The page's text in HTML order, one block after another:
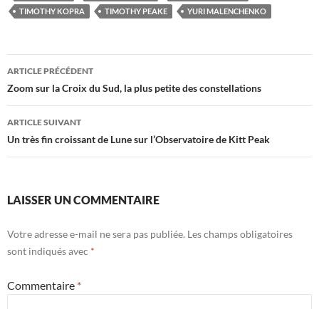
TIMOTHY KOPRA TIMOTHY PEAKE YURI MALENCHENKO
Navigation
des
articles
ARTICLE PRÉCÉDENT
Zoom sur la Croix du Sud, la plus petite des constellations
ARTICLE SUIVANT
Un très fin croissant de Lune sur l’Observatoire de Kitt Peak
LAISSER UN COMMENTAIRE
Votre adresse e-mail ne sera pas publiée. Les champs obligatoires
sont indiqués avec *
Commentaire *